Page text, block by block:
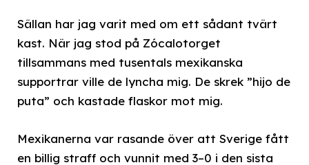
Sällan har jag varit med om ett sådant tvärt
kast. När jag stod på Zócalotorget
tillsammans med tusentals mexikanska
supportrar ville de lyncha mig. De skrek ”hijo de
puta” och kastade flaskor mot mig.
Mexikanerna var rasande över att Sverige fått
en billig straff och vunnit med 3–0 i den sista